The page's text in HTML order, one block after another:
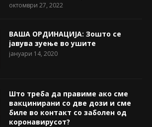
октомври 27, 2022
ВАША ОРДИНАЦИЈА: Зошто се
јавува зуење во ушите
јануари 14, 2020
Што треба да правиме ако сме
вакцинирани со две дози и сме
биле во контакт со заболен од
коронавирусот?